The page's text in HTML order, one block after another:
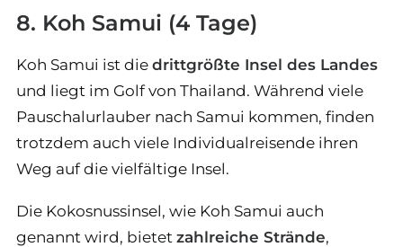
8. Koh Samui (4 Tage)
Koh Samui ist die drittgrößte Insel des Landes
und liegt im Golf von Thailand. Während viele
Pauschalurlauber nach Samui kommen, finden
trotzdem auch viele Individualreisende ihren
Weg auf die vielfältige Insel.
Die Kokosnussinsel, wie Koh Samui auch
genannt wird, bietet zahlreiche Strände,